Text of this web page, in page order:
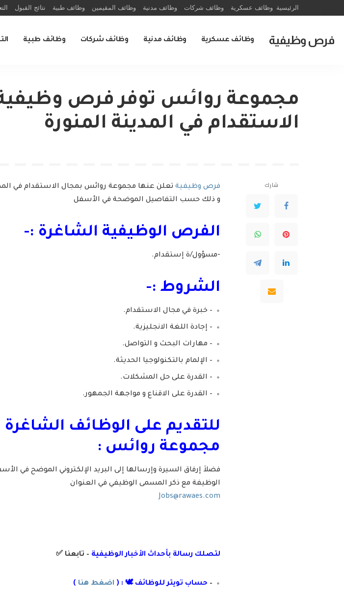
الرئيسية وظائف عسكرية وظائف شركات وظائف مدنية وظائف المقيمين وظائف طبية نتائج القبول
فرص وظيفية وظائف عسكرية وظائف مدنية وظائف شركات وظائف طبية
مجموعة روائس توفر فرص
الاستقدام في المدينة المنورة
شارك فرص وظيفية تعلن عنها مجموعة روائس بمجال الاستقدام في
و ذلك حسب التفاصيل الموضحة في الأسفل
الفرص الوظيفية الشاغرة :-
-مسؤول/ة إستقدام.
الشروط :-
– خبرة في مجال الاستقدام.
– إجادة اللغة الانجليزية.
– مهارات البحث و التواصل.
– الإلمام بالتكنولوجيا الحديثة.
– القدرة على حل المشكلات.
– القدرة على الاقناع و مواجهة الجمهور.
للتقديم على الوظائف
مجموعة روائس :
فضلاَ إرفاق السيرة وإرسالها إلى البريد الإلكتروني الموضح في
الوظيفة مع ذكر المسمى الوظيفي في العنوان
Jobs@rawaes.com
لتصلك رسالة بأحداث الأخبار الوظيفية – تابعنا ✅
– حساب تويتر للوظائف 🕊 : ( اضغط هنا )